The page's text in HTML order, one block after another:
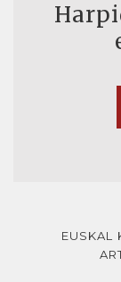
EUSKAL